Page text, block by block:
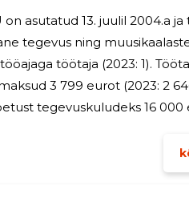
on asutatud 13. juulil 2004.a
ning muusikaalaste kursuste
töötaja (2023: 1).
799 eurot (2023: 2 646 eurot). 2024.
tegevuskuludeks 16 000 eurot